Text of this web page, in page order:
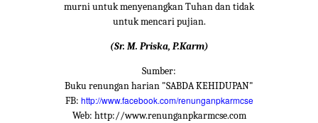
murni untuk menyenangkan Tuhan dan tidak
untuk mencari pujian.
(Sr. M. Priska, P.Karm)
Sumber:
Buku renungan harian "SABDA KEHIDUPAN"
FB: http://www.facebook.com/renunganpkarmcse
Web: http://www.renunganpkarmcse.com